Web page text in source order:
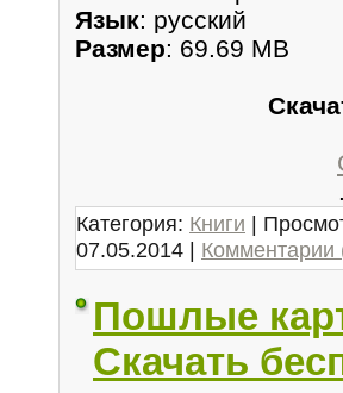
Язык: русский
Размер: 69.69 MB
Категория: Книги |
07.05.2014 | Комментарии
Пошлые
Скачать